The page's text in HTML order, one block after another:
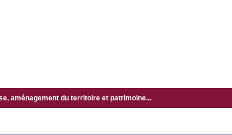
aménagement du territoire et patrimoine...